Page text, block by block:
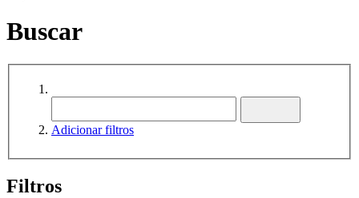
Buscar
Adicionar filtros
Filtros